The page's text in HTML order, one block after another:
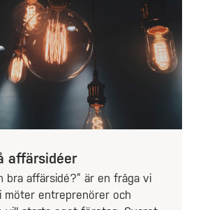
affärsidéer
bra affärsidé?” är en fråga vi
möter entreprenörer och